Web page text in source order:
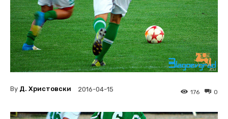
By Д. Христовски 2016-04-15 0
176